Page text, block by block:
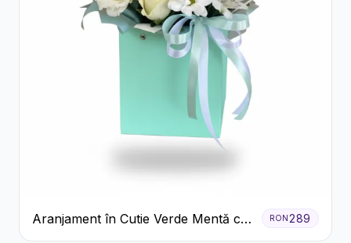
Aranjament în Cutie Verde Mentă cu
Trandafiri și Alstroemeria
RON289